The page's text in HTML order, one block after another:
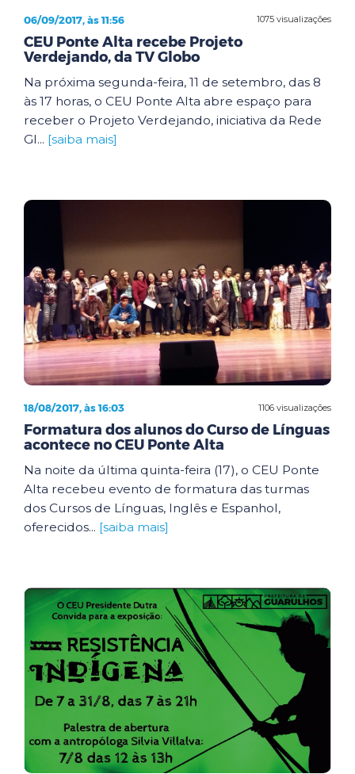
1075 visualizações
06/09/2017, às 11:56
CEU Ponte Alta recebe Projeto
Verdejando, da TV Globo
Na próxima segunda-feira, 11 de setembro, das 8
às 17 horas, o CEU Ponte Alta abre espaço para
receber o Projeto Verdejando, iniciativa da Rede
Gl... [saiba mais]
1106 visualizações
18/08/2017, às 16:03
Formatura dos alunos do Curso de Línguas
acontece no CEU Ponte Alta
Na noite da última quinta-feira (17), o CEU Ponte
Alta recebeu evento de formatura das turmas
dos Cursos de Línguas, Inglês e Espanhol,
oferecidos... [saiba mais]